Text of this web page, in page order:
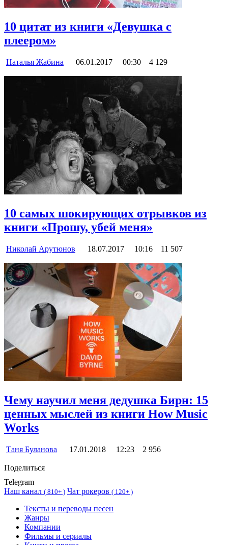
10 цитат из книги «Девушка с
плеером»
Наталья Жабина 06.01.2017 00:30 4 129
10 самых шокирующих отрывков из
книги «Прошу, убей меня»
Николай Арутюнов 18.07.2017 10:16 11 507
Чему научил меня дедушка Бирн: 15
ценных мыслей из книги How Music
Works
Таня Буланова 17.01.2018 12:23 2 956
Поделиться
Telegram
Наш канал ( 810+ ) Чат рокеров ( 120+ )
Тексты и переводы песен
Жанры
Компании
Фильмы и сериалы